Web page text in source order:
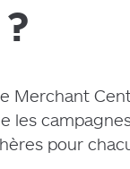
les
pour